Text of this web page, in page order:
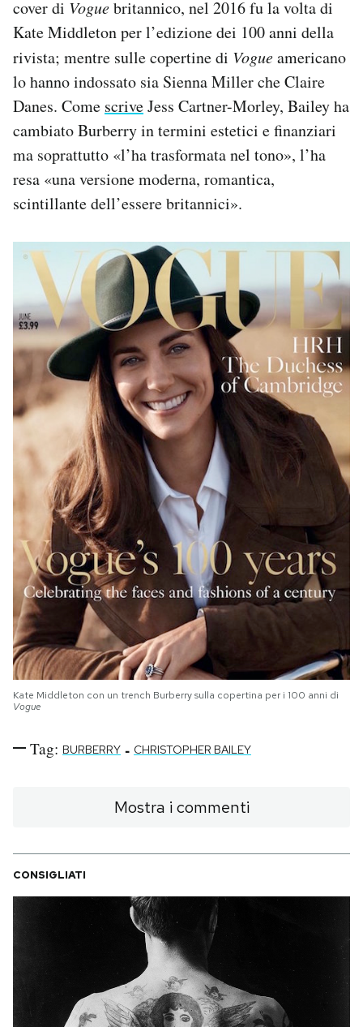
cover di Voguebritannico, nel 2016 fu la volta di
Kate Middleton per l’edizione dei 100 anni della
rivista; mentre sulle copertine di Vogueamericano
lo hanno indossato sia Sienna Miller che Claire
Danes. Come scriveJess Cartner-Morley, Bailey ha
cambiato Burberry in termini estetici e finanziari
ma soprattutto «l’ha trasformata nel tono», l’ha
resa «una versione moderna, romantica,
scintillante dell’essere britannici».
Kate Middleton con un trench Burberry sulla copertina per i 100 anni di
Vogue
Tag: BURBERRY - CHRISTOPHER BAILEY
Mostra i commenti
CONSIGLIATI